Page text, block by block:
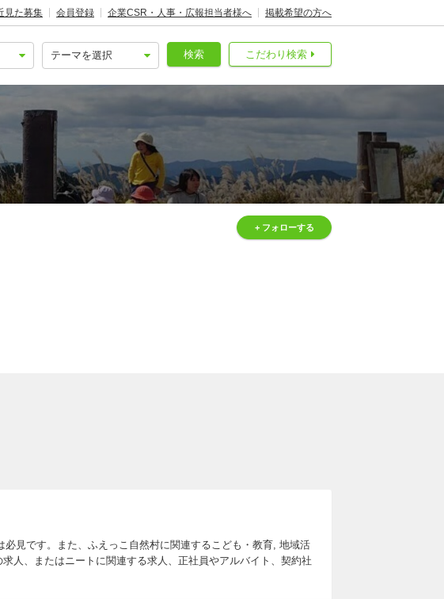
見た募集 会員登録 企業CSR・人事・広報担当者様へ 掲載希望の方へ
こだわり検索
検索
+ フォローする
見です。また、ふえっこ自然村に関連するこども・教育, 地域活
人、またはニートに関連する求人、正社員やアルバイト、契約社